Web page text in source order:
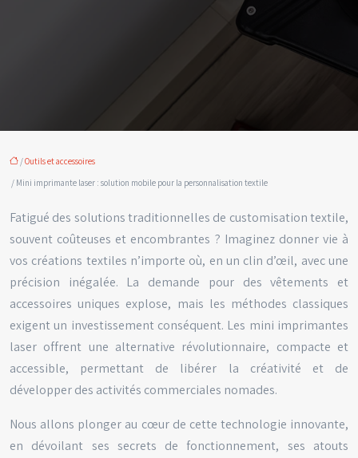
/Outils et accessoires
/ Mini imprimante laser : solution mobile pour la personnalisation textile
Fatigué des solutions traditionnelles de customisation textile,
souvent coûteuses et encombrantes ? Imaginez donner vie à
vos créations textiles n’importe où, en un clin d’œil, avec une
précision inégalée. La demande pour des vêtements et
accessoires uniques explose, mais les méthodes classiques
exigent un investissement conséquent. Les mini imprimantes
laser offrent une alternative révolutionnaire, compacte et
accessible, permettant de libérer la créativité et de
développer des activités commerciales nomades.
Nous allons plonger au cœur de cette technologie innovante,
en dévoilant ses secrets de fonctionnement, ses atouts